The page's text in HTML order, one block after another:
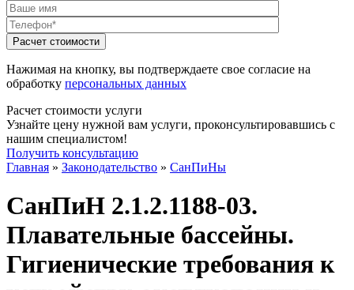
Нажимая на кнопку, вы подтверждаете свое согласие на
обработку персональных данных
Расчет стоимости услуги
Узнайте цену нужной вам услуги, проконсультировавшись с
нашим специалистом!
Получить консультацию
Главная » Законодательство » СанПиНы
СанПиН 2.1.2.1188-03.
Плавательные бассейны.
Гигиенические требования к